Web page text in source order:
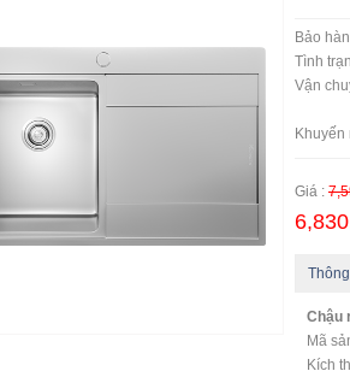
Bảo
Tình
Vận
Khuyến
Giá :
Chậu
Mã
Kích